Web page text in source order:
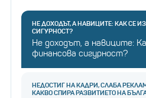
НЕ ДОХОДЪТ, А НАВИЦИТЕ: КАК СЕ
СИГУРНОСТ?
Не доходът, а навиците:
финансова сигурност?
НЕДОСТИГ НА КАДРИ, СЛАБА
КАКВО СПИРА РАЗВИТИЕТО НА